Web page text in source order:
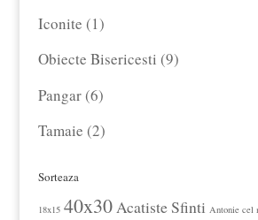
Iconite 11
produs
Obiecte Bisericesti 99
Pangar 66
produse
Tamaie 22
Sorteaza
18x15 40x30Acatiste Sfinti Antonie cel